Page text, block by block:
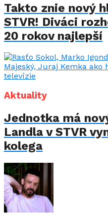
Takto znie nový
STVR! Diváci
20 rokov najlepší
Aktuality
Jednotka má
Landla v STVR
kolega